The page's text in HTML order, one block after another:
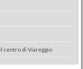
centro di Viareggio